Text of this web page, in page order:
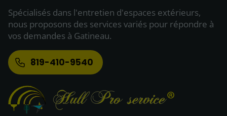
Spécialisés dans l'entretien d'espaces extérieurs,
nous proposons des services variés pour répondre à
vos demandes à Gatineau.
819-410-9540